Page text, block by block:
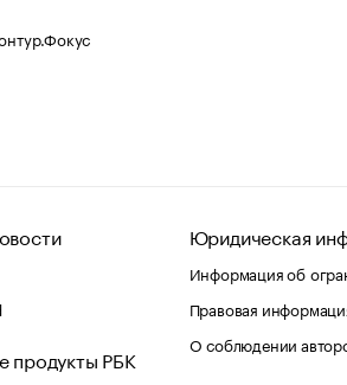
продукты РБК
Юридическая
Информация об
Правовая
О соблюдении